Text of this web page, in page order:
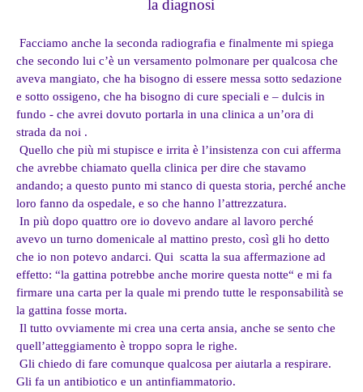
la diagnosi
Facciamo anche la seconda radiografia e finalmente mi spiega
che secondo lui c’è un versamento polmonare per qualcosa che
aveva mangiato, che ha bisogno di essere messa sotto sedazione
e sotto ossigeno, che ha bisogno di cure speciali e – dulcis in
fundo - che avrei dovuto portarla in una clinica a un’ora di
strada da noi .
Quello che più mi stupisce e irrita è l’insistenza con cui afferma
che avrebbe chiamato quella clinica per dire che stavamo
andando; a questo punto mi stanco di questa storia, perché anche
loro fanno da ospedale, e so che hanno l’attrezzatura.
In più dopo quattro ore io dovevo andare al lavoro perché
avevo un turno domenicale al mattino presto, così gli ho detto
che io non potevo andarci. Qui scatta la sua affermazione ad
effetto: “la gattina potrebbe anche morire questa notte“ e mi fa
firmare una carta per la quale mi prendo tutte le responsabilità se
la gattina fosse morta.
Il tutto ovviamente mi crea una certa ansia, anche se sento che
quell’atteggiamento è troppo sopra le righe.
Gli chiedo di fare comunque qualcosa per aiutarla a respirare.
Gli fa un antibiotico e un antinfiammatorio.